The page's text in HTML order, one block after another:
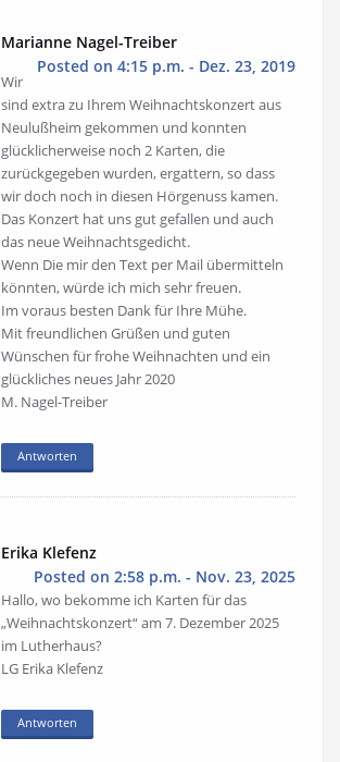
Marianne Nagel-Treiber
Posted on 4:15 p.m. - Dez. 23, 2019
Wir
sind extra zu Ihrem Weihnachtskonzert aus
Neulußheim gekommen und konnten
glücklicherweise noch 2 Karten, die
zurückgegeben wurden, ergattern, so dass
wir doch noch in diesen Hörgenuss kamen.
Das Konzert hat uns gut gefallen und auch
das neue Weihnachtsgedicht.
Wenn Die mir den Text per Mail übermitteln
könnten, würde ich mich sehr freuen.
Im voraus besten Dank für Ihre Mühe.
Mit freundlichen Grüßen und guten
Wünschen für frohe Weihnachten und ein
glückliches neues Jahr 2020
M. Nagel-Treiber
Antworten
Erika Klefenz
Posted on 2:58 p.m. - Nov. 23, 2025
Hallo, wo bekomme ich Karten für das
„Weihnachtskonzert“ am 7. Dezember 2025
im Lutherhaus?
LG Erika Klefenz
Antworten